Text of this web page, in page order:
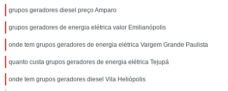
grupos geradores diesel preço Amparo
grupos geradores de energia elétrica valor Emilianópolis
onde tem grupos geradores de energia elétrica Vargem Grande Paulista
quanto custa grupos geradores de energia elétrica Tejupá
onde tem grupos geradores diesel Vila Heliópolis